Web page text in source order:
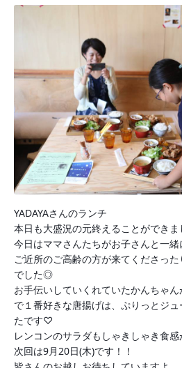
YADAYAさんのランチ
本日も大盛況の元終えることができま
今日はママさんたちがお子さんと一緒
ご近所のご高齢の方が来てくださっ
でした◎
お手伝いしていくれていたかんちゃ
で１番好きな唐揚げは、ぷりっとジ
たです♡
レンコンのサラダもしゃきしゃき食
次回は9月20日(木)です！！